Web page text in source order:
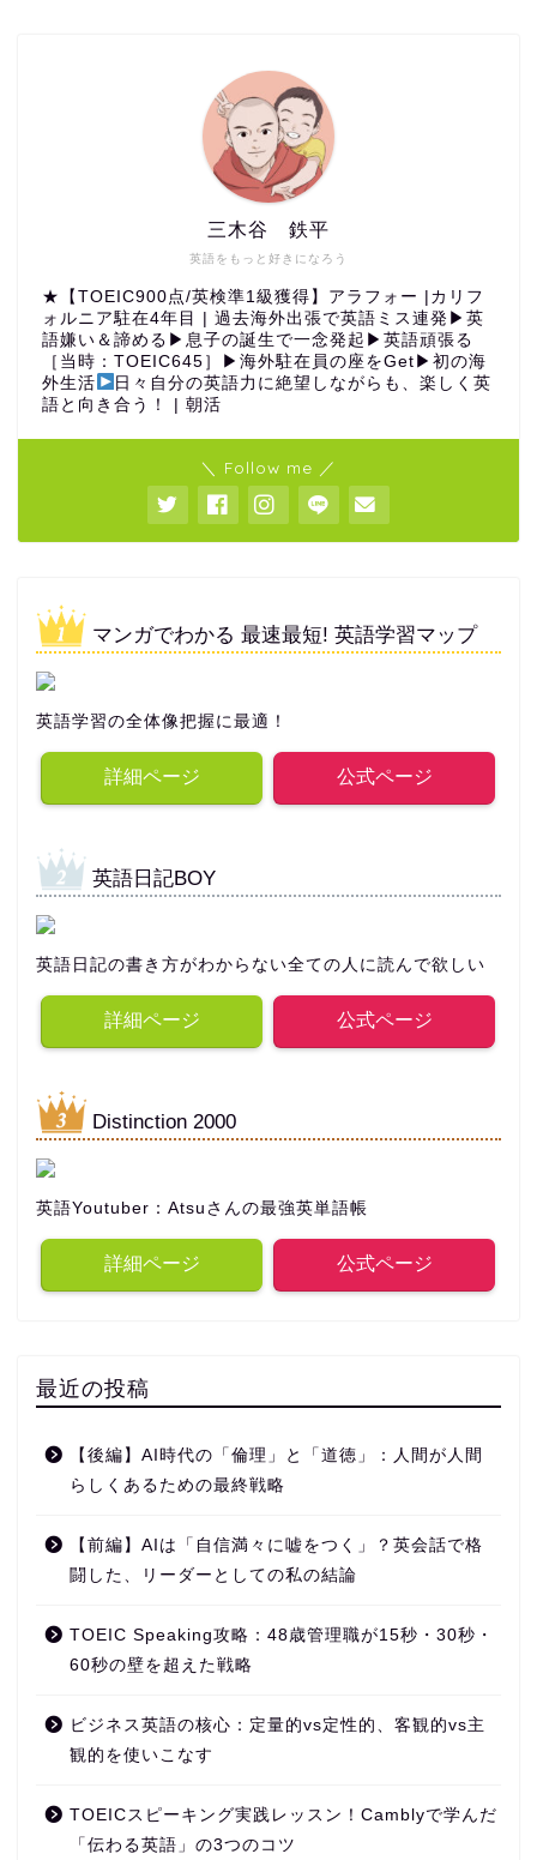
英語をもっと好きになろう
三木谷 鉄平
★【TOEIC900点/英検準1級獲得】アラフォー |カリフ
ォルニア駐在4年目 | 過去海外出張で英語ミス連発▶︎英
語嫌い＆諦める▶︎息子の誕生で一念発起▶︎英語頑張る
［当時：TOEIC645］▶︎海外駐在員の座をGet▶︎初の海
外生活
日々自分の英語力に絶望しながらも、楽しく英
語と向き合う！ | 朝活
＼ Follow me ／
マンガでわかる 最速最短! 英語学習マップ
英語学習の全体像把握に最適！
詳細ページ 公式ページ
英語日記BOY
英語日記の書き方がわからない全ての人に読んで欲しい
詳細ページ 公式ページ
Distinction 2000
英語Youtuber：Atsuさんの最強英単語帳
詳細ページ 公式ページ
最近の投稿
【後編】AI時代の「倫理」と「道徳」：人間が人間
らしくあるための最終戦略
【前編】AIは「自信満々に嘘をつく」？英会話で格
闘した、リーダーとしての私の結論
TOEIC Speaking攻略：48歳管理職が15秒・30秒・
60秒の壁を超えた戦略
ビジネス英語の核心：定量的vs定性的、客観的vs主
観的を使いこなす
TOEICスピーキング実践レッスン！Camblyで学んだ
「伝わる英語」の3つのコツ